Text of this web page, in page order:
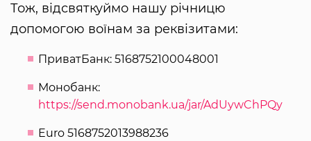
Тож, відсвяткуймо нашу річницю
допомогою воїнам за реквізитами:
ПриватБанк: 5168752100048001
Монобанк:
https://send.monobank.ua/jar/AdUywChPQy
Euro 5168752013988236